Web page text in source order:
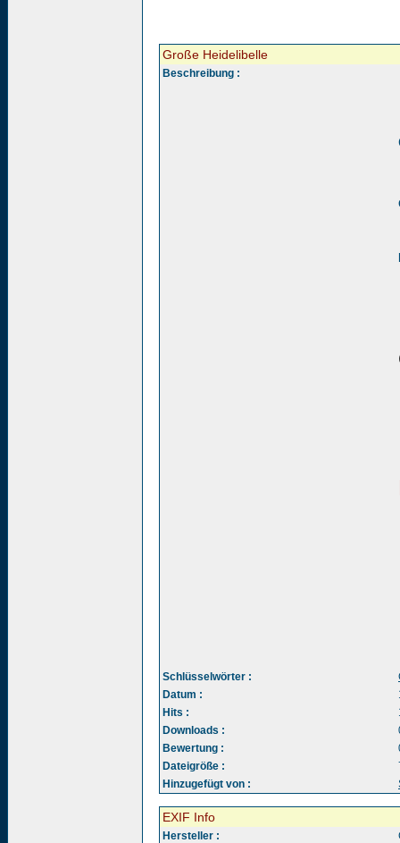
Große Heidelibelle
Beschreibung :
Schlüsselwörter :
Datum :
Hits :
Downloads :
Bewertung :
Dateigröße :
Hinzugefügt von :
EXIF Info
Hersteller :